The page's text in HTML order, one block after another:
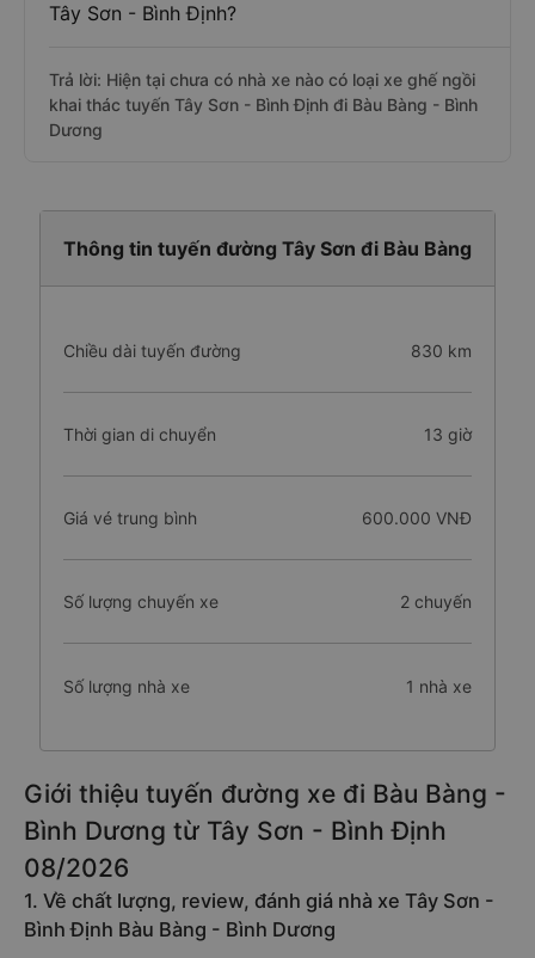
Tây Sơn - Bình Định?
Trả lời: Hiện tại chưa có nhà xe nào có loại xe ghế ngồi
khai thác tuyến Tây Sơn - Bình Định đi Bàu Bàng - Bình
Dương
Thông tin tuyến đường Tây Sơn đi Bàu Bàng
Chiều dài tuyến đường 830 km
Thời gian di chuyển 13 giờ
Giá vé trung bình 600.000 VNĐ
Số lượng chuyến xe 2 chuyến
Số lượng nhà xe 1 nhà xe
Giới thiệu tuyến đường xe đi Bàu Bàng -
Bình Dương từ Tây Sơn - Bình Định
08/2026
1. Về chất lượng, review, đánh giá nhà xe Tây Sơn -
Bình Định Bàu Bàng - Bình Dương